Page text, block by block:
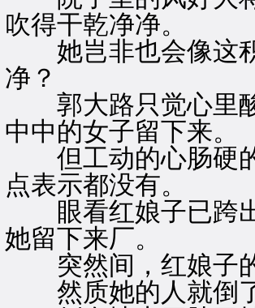
吹得干乾净净。
她岂非也会像这积
净？
郭大路只觉心里酸
中中的女子留下来。
但工动的心肠硬的
点表示都没有。
眼看红娘子已跨出
她留下来厂。
突然间，红娘子的
然质她的人就倒了